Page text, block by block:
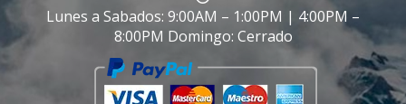
Lunes a Sabados: 9:00AM – 1:00PM | 4:00PM –
8:00PM Domingo: Cerrado